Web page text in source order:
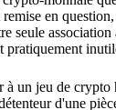
en
seule association
pratiquement
à un jeu de crypto
d'une